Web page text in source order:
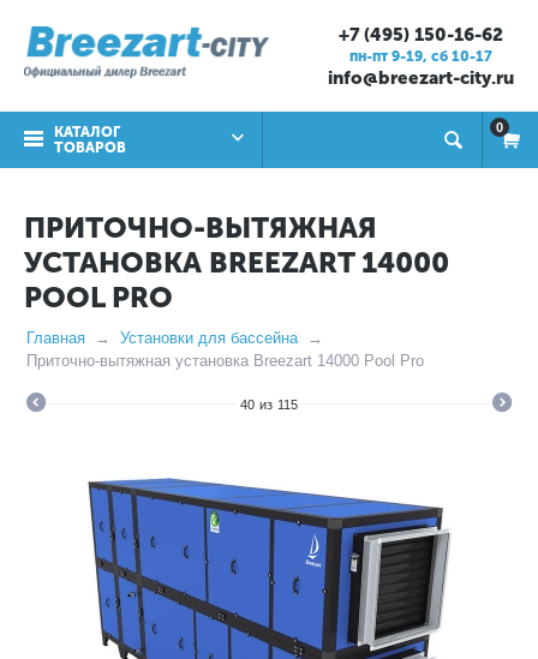
+7 (495) 150-16-62
пн-пт 9-19, cб 10-17
info@breezart-city.ru
КАТАЛОГ
ТОВАРОВ
0
ПРИТОЧНО-ВЫТЯЖНАЯ
УСТАНОВКА BREEZART 14000
POOL PRO
Главная
Установки для бассейна
Приточно-вытяжная установка Breezart 14000 Pool Pro
40 из 115